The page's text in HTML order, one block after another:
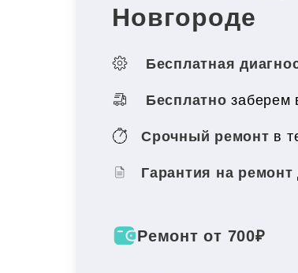
Новгороде
Бесплатная
Бесплатно заберем
Срочный ремонт в
Гарантия на ремонт
Ремонт от 700₽